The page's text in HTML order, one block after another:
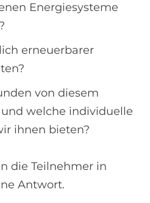
Energiesysteme
erneuerbarer
von diesem
welche individuelle
ihnen bieten?
die Teilnehmer in
Antwort.